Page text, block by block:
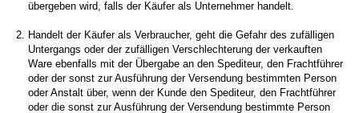
übergeben wird, falls der Käufer als Unternehmer handelt.
Handelt der Käufer als Verbraucher, geht die Gefahr des zufälligen
Untergangs oder der zufälligen Verschlechterung der verkauften
Ware ebenfalls mit der Übergabe an den Spediteur, den Frachtführer
oder der sonst zur Ausführung der Versendung bestimmten Person
oder Anstalt über, wenn der Kunde den Spediteur, den Frachtführer
oder die sonst zur Ausführung der Versendung bestimmte Person